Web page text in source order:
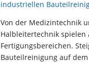
industriellen
Von der Medizintechnik
Halbleitertechnik
Fertigungsbereichen.
Bauteilreinigung auf